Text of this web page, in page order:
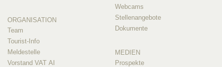
ORGANISATION
Team
Tourist-Info
Meldestelle
Vorstand VAT AI
Webcams
Stellenangebote
Dokumente
MEDIEN
Prospekte